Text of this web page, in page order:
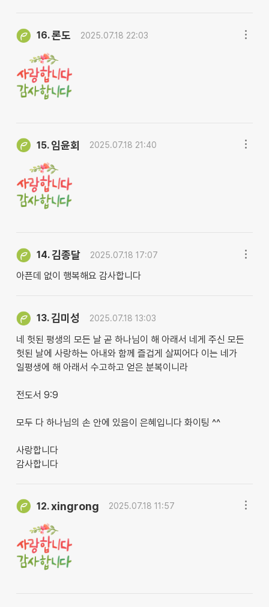
16.론도 2025.07.18 22:03
15. 임윤회 2025.07.18 21:40
14.김종달 2025.07.18 17:07
아픈데 없이 행복해요 감사합니다
13.김미성 2025.07.18 13:03
네 헛된 평생의 모든 날 곧 하나님이 해 아래서 네게 주신 모든
헛된 날에 사랑하는 아내와 함께 즐겁게 살찌어다 이는 네가
일평생에 해 아래서 수고하고 얻은 분복이니라
전도서 9:9
모두 다 하나님의 손 안에 있음이 은혜입니다 화이팅 ^^
사랑합니다
감사합니다
12.xingrong 2025.07.18 11:57